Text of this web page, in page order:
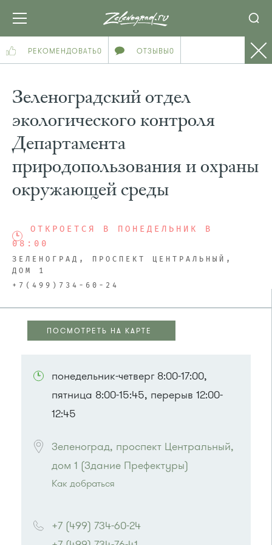
РЕКОМЕНДОВАТЬ0 ОТЗЫВЫ0
Зеленоградский отдел
экологического контроля
Департамента
природопользования и охраны
окружающей среды
ОТКРОЕТСЯ В ПОНЕДЕЛЬНИК В
08:00
ЗЕЛЕНОГРАД, ПРОСПЕКТ ЦЕНТРАЛЬНЫЙ,
ДОМ 1
+7(499)734-60-24
ПОСМОТРЕТЬ НА КАРТЕ
понедельник-четверг 8:00-17:00,
пятница 8:00-15:45, перерыв 12:00-
12:45
Зеленоград, проспект Центральный,
дом 1 (Здание Префектуры)
Как добраться
Автобусы № 2, 3, 9, 11, 19, 31, 32.
Маршрутка № 409м, 419м
+7 (499) 734-60-24